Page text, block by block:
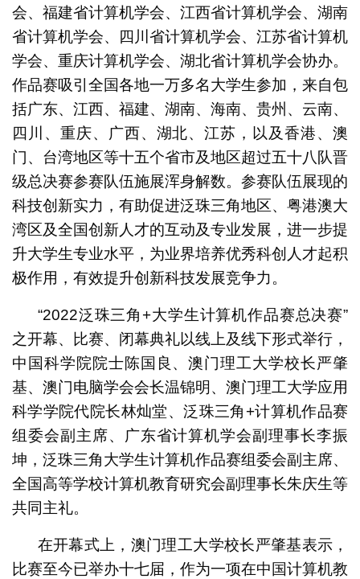
会、福建省计算机学会、江西省计算机学会、湖南
省计算机学会、四川省计算机学会、江苏省计算机
学会、重庆计算机学会、湖北省计算机学会协办。
作品赛吸引全国各地一万多名大学生参加，来自包
括广东、江西、福建、湖南、海南、贵州、云南、
四川、重庆、广西、湖北、江苏，以及香港、澳
门、台湾地区等十五个省市及地区超过五十八队晋
级总决赛参赛队伍施展浑身解数。参赛队伍展现的
科技创新实力，有助促进泛珠三角地区、粤港澳大
湾区及全国创新人才的互动及专业发展，进一步提
升大学生专业水平，为业界培养优秀科创人才起积
极作用，有效提升创新科技发展竞争力。
“2022泛珠三角+大学生计算机作品赛总决赛”
之开幕、比赛、闭幕典礼以线上及线下形式举行，
中国科学院院士陈国良、澳门理工大学校长严肇
基、澳门电脑学会会长温锦明、澳门理工大学应用
科学学院代院长林灿堂、泛珠三角+计算机作品赛
组委会副主席、广东省计算机学会副理事长李振
坤，泛珠三角大学生计算机作品赛组委会副主席、
全国高等学校计算机教育研究会副理事长朱庆生等
共同主礼。
在开幕式上，澳门理工大学校长严肇基表示，
比赛至今已举办十七届，作为一项在中国计算机教